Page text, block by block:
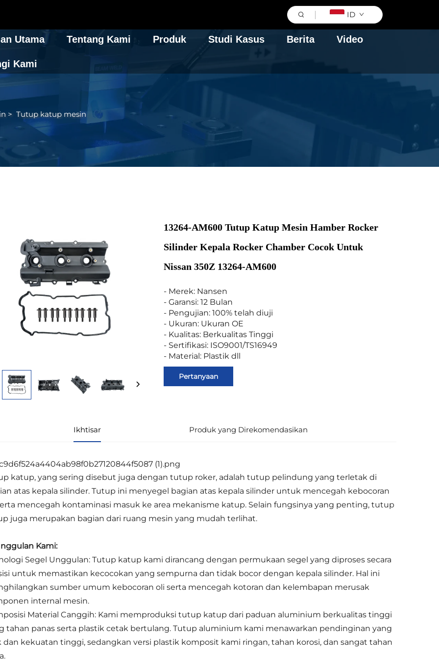
ID
Utama Tentang Kami Produk Studi Kasus Berita Video
Kami
> Tutup katup mesin
13264-AM600 Tutup Katup Mesin Hamber Rocker
Silinder Kepala Rocker Chamber Cocok Untuk
Nissan 350Z 13264-AM600
- Merek: Nansen
- Garansi: 12 Bulan
- Pengujian: 100% telah diuji
- Ukuran: Ukuran OE
- Kualitas: Berkualitas Tinggi
- Sertifikasi: ISO9001/TS16949
- Material: Plastik dll
Pertanyaan
Ikhtisar Produk yang Direkomendasikan
katup, yang sering disebut juga dengan tutup roker, adalah tutup pelindung yang terletak di
atas kepala silinder. Tutup ini menyegel bagian atas kepala silinder untuk mencegah kebocoran
mencegah kontaminasi masuk ke area mekanisme katup. Selain fungsinya yang penting, tutup
juga merupakan bagian dari ruang mesin yang mudah terlihat.
Kami:
Segel Unggulan: Tutup katup kami dirancang dengan permukaan segel yang diproses secara
untuk memastikan kecocokan yang sempurna dan tidak bocor dengan kepala silinder. Hal ini
sumber umum kebocoran oli serta mencegah kotoran dan kelembapan merusak
internal mesin.
Material Canggih: Kami memproduksi tutup katup dari paduan aluminium berkualitas tinggi
tahan panas serta plastik cetak bertulang. Tutup aluminium kami menawarkan pendinginan yang
dan kekuatan tinggi, sedangkan versi plastik komposit kami ringan, tahan korosi, dan sangat tahan